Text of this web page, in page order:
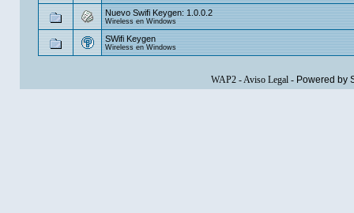
Nuevo Swifi Keygen: 1.0.0.2
Wireless en Windows
SWifi Keygen
Wireless en Windows
WAP2-Aviso Legal- Powered by